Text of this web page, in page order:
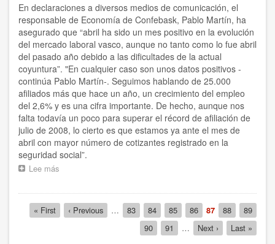
nunca
gracias
al
trabajo
conjunto
y
a
la
colaboración
público-
privada”
En declaraciones a diversos medios de comunicación, el
responsable de Economía de Confebask, Pablo Martín, ha
asegurado que “abril ha sido un mes positivo en la evolución
del mercado laboral vasco, aunque no tanto como lo fue abril
del pasado año debido a las dificultades de la actual
coyuntura”. "En cualquier caso son unos datos positivos -
continúa Pablo Martín-. Seguimos hablando de 25.000
afiliados más que hace un año, un crecimiento del empleo
del 2,6% y es una cifra importante. De hecho, aunque nos
falta todavía un poco para superar el récord de afiliación de
julio de 2008, lo cierto es que estamos ya ante el mes de
abril con mayor número de cotizantes registrado en la
seguridad social”.
Lee más
de
paro
Paginación
Primera
página
« First
Página
anterior
‹ Previous … Página
83 Página
84 Página
85 Página
86
Página
actual
87 Página
88 Página
89
Página
90 Página
91 …
Siguiente
página
Next ›
Última
página
Last »